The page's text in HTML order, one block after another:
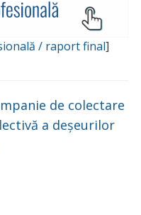
/ raport final]
de colectare
a deșeurilor